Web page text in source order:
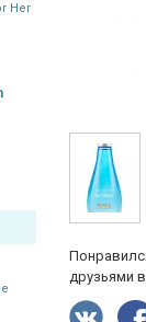
Her
друзьями